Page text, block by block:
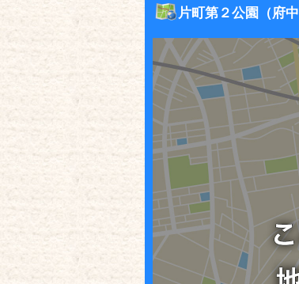
片町第２公園（府